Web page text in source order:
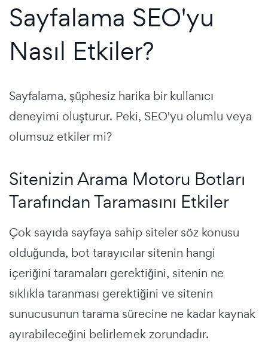
Sayfalama SEO'yu
Nasıl Etkiler?
Sayfalama, şüphesiz harika bir kullanıcı
deneyimi oluşturur. Peki, SEO'yu olumlu veya
olumsuz etkiler mi?
Sitenizin Arama Motoru Botları
Tarafından Taramasını Etkiler
Çok sayıda sayfaya sahip siteler söz konusu
olduğunda, bot tarayıcılar sitenin hangi
içeriğini taramaları gerektiğini, sitenin ne
sıklıkla taranması gerektiğini ve sitenin
sunucusunun tarama sürecine ne kadar kaynak
ayırabileceğini belirlemek zorundadır.